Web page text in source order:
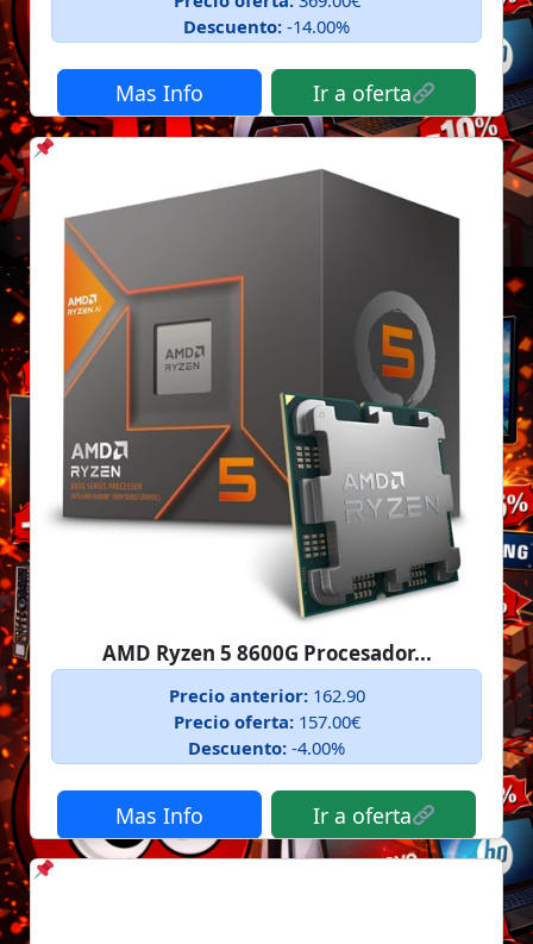
Descuento: -14.00%
Mas Info Ir a oferta
AMD Ryzen 5 8600G Procesador...
Precio anterior:162.90
Precio oferta:157.00€
Descuento: -4.00%
Mas Info Ir a oferta